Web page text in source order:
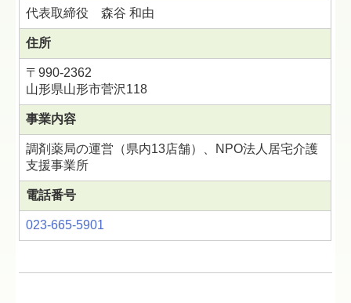
代表取締役 森谷 和由
住所
〒990-2362
山形県山形市菅沢118
事業内容
調剤薬局の運営（県内13店舗）、NPO法人居宅介護
支援事業所
電話番号
023-665-5901